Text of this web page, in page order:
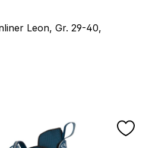
Leon, Gr. 29-40,